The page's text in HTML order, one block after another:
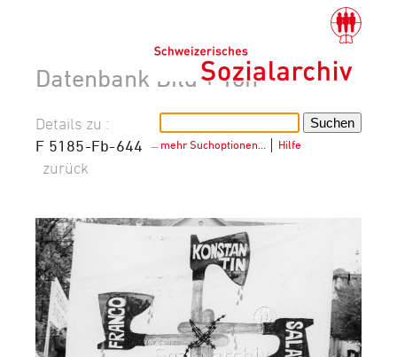
Datenbank Bild + Ton
mehr Suchoptionen… Hilfe
Details zu :
F 5185-Fb-644 –
zurück